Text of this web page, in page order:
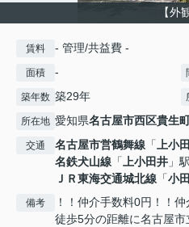
【外
賃料 - 管理/共益費 -
面積 -
築年数 築29年
所在地 愛知県名古屋市西区貴生
交通 名古屋市営鶴舞線 「 上小
名鉄犬山線 「 上小田井 」
ＪＲ東海交通城北線 「小
備考
！！仲介手数料0円！！仲
徒歩5分の距離に名古屋